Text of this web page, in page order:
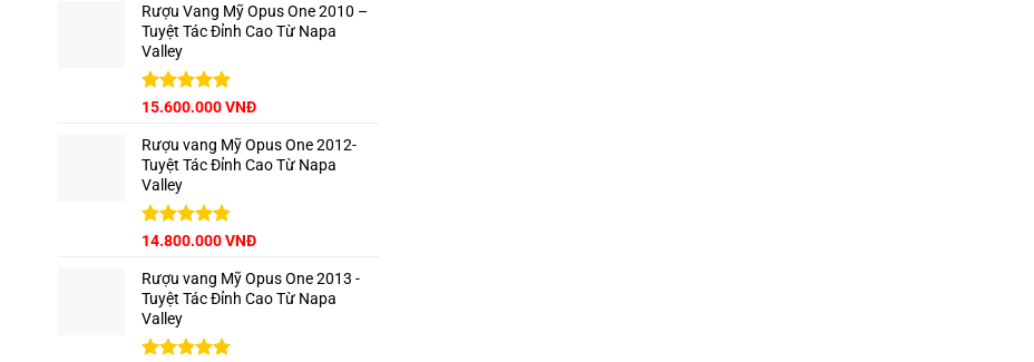
là:
22.000.000 VNĐ.
tại
là:
Rượu Vang Mỹ Opus One 2010 –
Tuyệt Tác Đỉnh Cao Từ Napa
Valley
Được xếp
5 sao
15.600.000VNĐ
Rượu vang Mỹ Opus One 2012-
Tuyệt Tác Đỉnh Cao Từ Napa
Valley
Được xếp
5 sao
14.800.000VNĐ
Rượu vang Mỹ Opus One 2013 -
Tuyệt Tác Đỉnh Cao Từ Napa
Valley